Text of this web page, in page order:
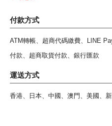
付款方式
ATM轉帳、超商代碼繳費、LINE
付款、超商取貨付款、銀行匯款
運送方式
香港、日本、中國、澳門、美國、